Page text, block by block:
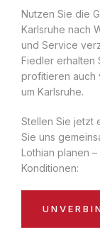
Nutzen Sie die
Karlsruhe nach
und Service
Fiedler erhalten
profitieren auch
um Karlsruhe.
Stellen Sie jetzt
Sie uns
Lothian planen
Konditionen: